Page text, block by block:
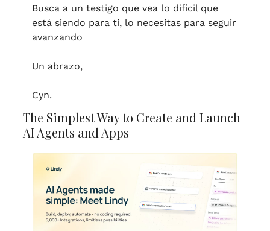
Busca a un testigo que vea lo difícil que
está siendo para ti, lo necesitas para seguir
avanzando
Un abrazo,
Cyn.
The Simplest Way to Create and Launch
AI Agents and Apps